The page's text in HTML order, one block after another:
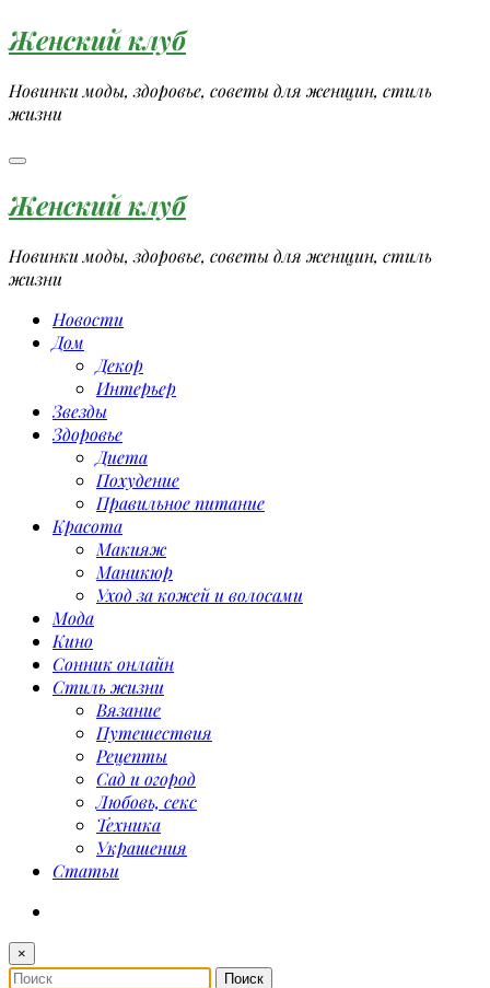
Перейти
к
содержимому
Женский клуб
Новинки моды, здоровье, советы для женщин, стиль
жизни
Женский клуб
Новинки моды, здоровье, советы для женщин, стиль
жизни
Новости
Дом
Декор
Интерьер
Звезды
Здоровье
Диета
Похудение
Правильное питание
Красота
Макияж
Маникюр
Уход за кожей и волосами
Мода
Кино
Сонник онлайн
Стиль жизни
Вязание
Путешествия
Рецепты
Сад и огород
Любовь, секс
Техника
Украшения
Статьи
×